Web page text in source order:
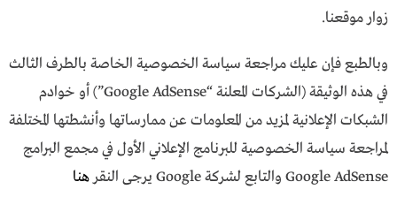
زوار موقعنا.
وبالطبع فإن عليك مراجعة سياسة الخصوصية الخاصة بالطرف الثالث
في هذه الوثيقة (الشركات المعلنة “Google AdSense”) أو خوادم
الشبكات الإعلانية لمزيد من المعلومات عن ممارساتها وأنشطتها المختلفة
لمراجعة سياسة الخصوصية للبرنامج الإعلاني الأول في مجمع البرامج
Google AdSense والتابع لشركة Google يرجى النقر
هنا